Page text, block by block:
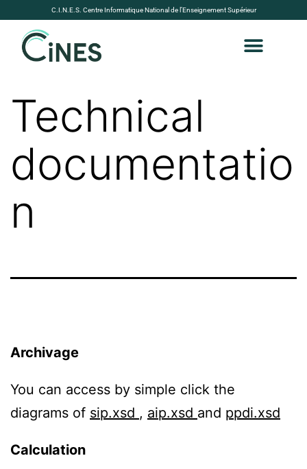
C.I.N.E.S. Centre Informatique National de l’Enseignement Supérieur
Technical
documentatio
n
Archivage
You can access by simple click the
diagrams of sip.xsd , aip.xsd and ppdi.xsd
Calculation